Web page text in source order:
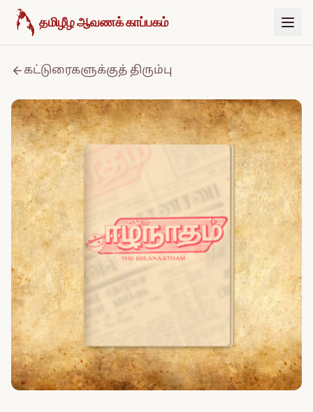
உள்ளடக்கத்திற்குச் செல்க
தமிழீழ ஆவணக் காப்பகம்
கட்டுரைகளுக்குத் திரும்பு